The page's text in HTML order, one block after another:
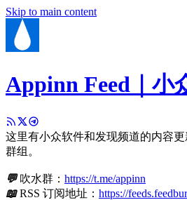
Skip to main content
Appinn Feed｜小
这里有小众软件和发现频道的内容
群组。
💬吹水群： https://t.me/appinn
📖RSS 订阅地址： https://